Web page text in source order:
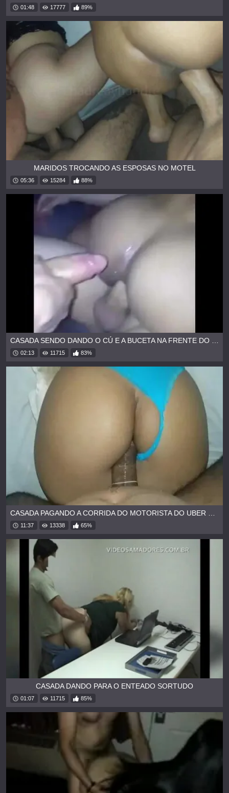
01:48 17777 89%
MARIDOS TROCANDO AS ESPOSAS NO MOTEL
05:36 15284 88%
02:13 11715 83%
CASADA PAGANDO A CORRIDA DO MOTORISTA DO UBER NO MOTEL
11:37 13338 65%
CASADA DANDO PARA O ENTEADO SORTUDO
01:07 11715 85%